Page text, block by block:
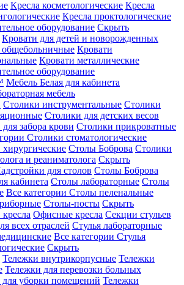
Кресла косметологические Кресла
Кресла проктологические
оборудование Скрыть
Кровати для детей и новорожденных
общебольничные Кровати
Кровати металлические
оборудование
Мебель Белая для кабинета
мебель
Столики инструментальные Столики
Столики для детских весов
забора крови Столики прикроватные
Столики стоматологические
Столы Боброва Столики
и реаниматолога Скрыть
для столов Столы Боброва
кабинета Столы лабораторные Столы
Все категории Столы пеленальные
Столы-посты Скрыть
Офисные кресла Секции стульев
всех отраслей Стулья лабораторные
Все категории Стулья
Скрыть
Тележки внутрикорпусные Тележки
Тележки для перевозки больных
уборки помещений Тележки